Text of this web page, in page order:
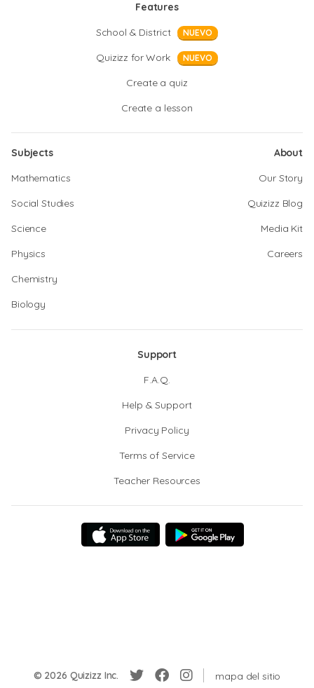
Features
School & District
NUEVO
Quizizz for Work NUEVO
Create a quiz
Create a lesson
Subjects
Mathematics
Social Studies
Science
Physics
Chemistry
Biology
About
Our Story
Quizizz Blog
Media Kit
Careers
Support
F.A.Q.
Help & Support
Privacy Policy
Terms of Service
Teacher Resources
© 2026 Quizizz Inc. mapa del sitio